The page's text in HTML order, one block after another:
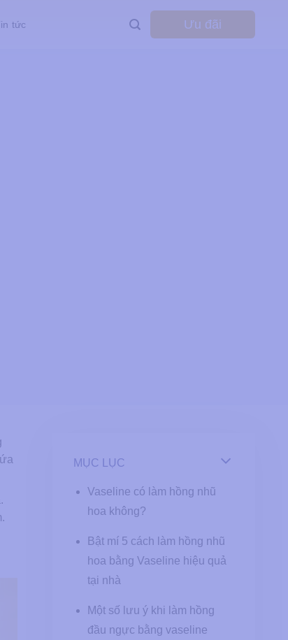
tức Ưu đãi
MỤC LỤC
Vaseline có làm hồng nhũ
hoa không?
Bật mí 5 cách làm hồng nhũ
hoa bằng Vaseline hiệu quả
tại nhà
Một số lưu ý khi làm hồng
đầu ngực bằng vaseline